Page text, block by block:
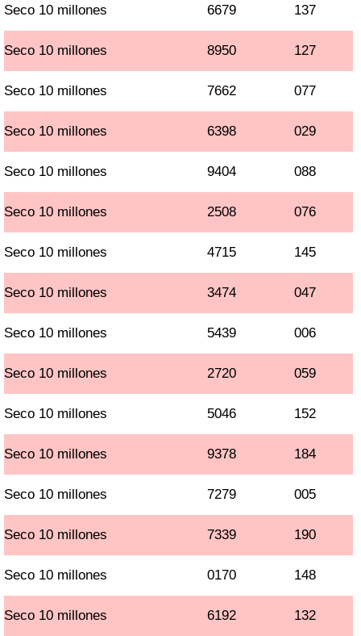
Seco 10 millones 6679 137
Seco 10 millones 8950 127
Seco 10 millones 7662 077
Seco 10 millones 6398 029
Seco 10 millones 9404 088
Seco 10 millones 2508 076
Seco 10 millones 4715 145
Seco 10 millones 3474 047
Seco 10 millones 5439 006
Seco 10 millones 2720 059
Seco 10 millones 5046 152
Seco 10 millones 9378 184
Seco 10 millones 7279 005
Seco 10 millones 7339 190
Seco 10 millones 0170 148
Seco 10 millones 6192 132